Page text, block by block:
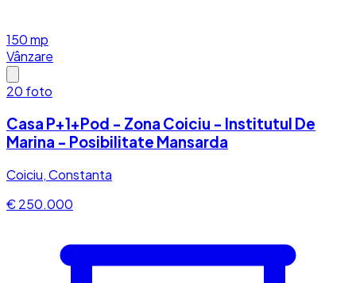
150mp
Vânzare
20 foto
Casa P+1+Pod - Zona Coiciu - Institutul De
Marina - Posibilitate Mansarda
Coiciu, Constanta
€ 250.000